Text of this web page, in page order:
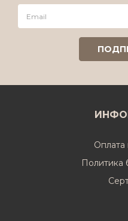
Оплата
Политика